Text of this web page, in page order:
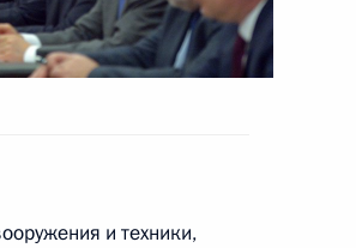
и техники,